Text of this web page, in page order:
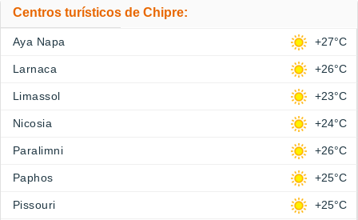
Centros turísticos de Chipre:
Aya Napa +27°C
Larnaca +26°C
Limassol +23°C
Nicosia +24°C
Paralimni +26°C
Paphos +25°C
Pissouri +25°C